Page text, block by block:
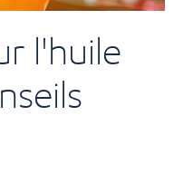
l'huile